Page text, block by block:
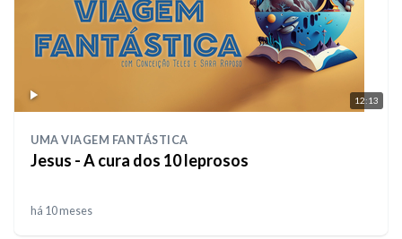
12:13
UMA VIAGEM FANTÁSTICA
Jesus - A cura dos 10 leprosos
há 10 meses